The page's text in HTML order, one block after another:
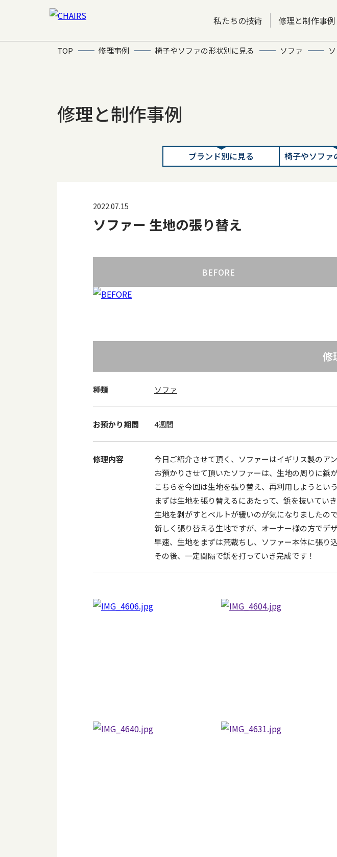
私たちの技術 修理と制作事例
TOP 修理事例 椅子やソファの形状別に見る ソファ
修理と制作事例
ブランド別に見る 椅子やソファ
2022.07.15
ソファー 生地の張り替え
BEFORE
修
種類 ソファ
お預かり期間 4週間
修理内容
今日ご紹介させて頂く、ソファーはイギリス製のア
お預かりさせて頂いたソファーは、生地の周りに鋲
こちらを今回は生地を張り替え、再利用しようとい
まずは生地を張り替えるにあたって、鋲を抜いてい
生地を剥がすとベルトが緩いのが気になりましたの
新しく張り替える生地ですが、オーナー様の方でデ
早速、生地をまずは荒裁ちし、ソファー本体に張り
その後、一定間隔で鋲を打っていき完成です！